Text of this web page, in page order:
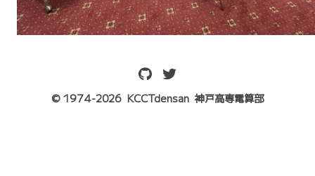
© 1974-2026 KCCTdensan 神戸高専電算部